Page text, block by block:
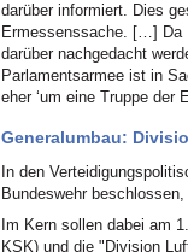
darüber informiert. Dies
Ermessenssache. […] Da
darüber nachgedacht
Parlamentsarmee ist in
eher ‘um eine Truppe der
Generalumbau:
In den
Bundeswehr
Im Kern sollen dabei am
KSK) und die "Division